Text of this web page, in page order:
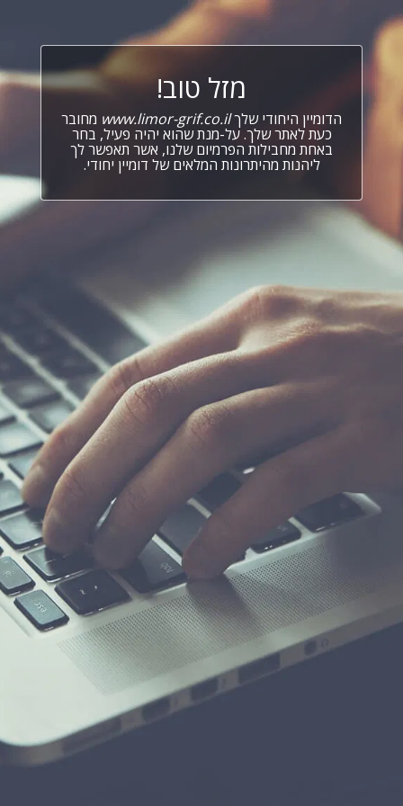
מזל טוב!
הדומיין היחודי שלךwww.limor-grif.co.il מחובר
כעת לאתר שלך. על-מנת שהוא יהיה פעיל, בחר
באחת מחבילות הפרמיום שלנו, אשר תאפשר לך
ליהנות מהיתרונות המלאים של דומיין יחודי.